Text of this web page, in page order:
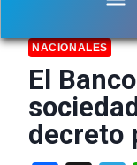
NACIONALES
El
decreto